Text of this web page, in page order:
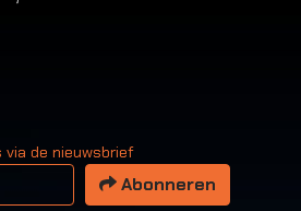
via de nieuwsbrief
Abonneren